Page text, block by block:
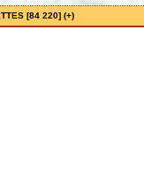
[84 220] (+)